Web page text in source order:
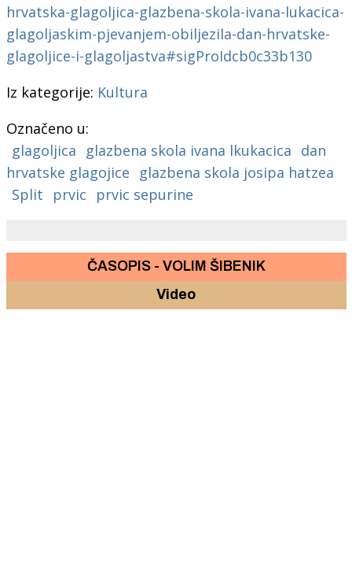
hrvatska-glagoljica-glazbena-skola-ivana-lukacica-
glagoljaskim-pjevanjem-obiljezila-dan-hrvatske-
glagoljice-i-glagoljastva#sigProIdcb0c33b130
Iz kategorije: Kultura
Označeno u:
glagoljica
glazbena skola ivana lkukacica dan
hrvatske glagojice
glazbena skola josipa hatzea
Split
prvic prvic sepurine
ČASOPIS - VOLIM ŠIBENIK
Video